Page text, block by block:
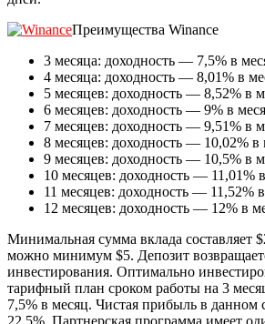
Преимущества Winance
3 месяца: доходность — 7,5% в
4 месяца: доходность — 8,01% в
5 месяцев: доходность — 8,52% в
6 месяцев: доходность — 9% в
7 месяцев: доходность — 9,51% в
8 месяцев: доходность — 10,02% в
9 месяцев: доходность — 10,5% в
10 месяцев: доходность — 11,01%
11 месяцев: доходность — 11,52%
12 месяцев: доходность — 12% в
Минимальная сумма вклада составляет
можно минимум $5. Депозит
инвестирования. Оптимально
тарифный план сроком работы на 3
7,5% в месяц. Чистая прибыль в данном